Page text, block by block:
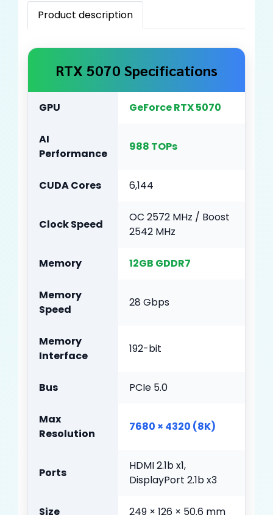
Product description
RTX 5070 Specifications
GPU GeForce RTX 5070
AI
Performance
988 TOPs
CUDA Cores 6,144
Clock Speed
OC 2572 MHz / Boost
2542 MHz
Memory 12GB GDDR7
Memory
Speed
28 Gbps
Memory
Interface
192-bit
Bus PCIe 5.0
Max
Resolution
7680 × 4320 (8K)
Ports
HDMI 2.1b x1,
DisplayPort 2.1b x3
Size 249 × 126 × 50.6 mm